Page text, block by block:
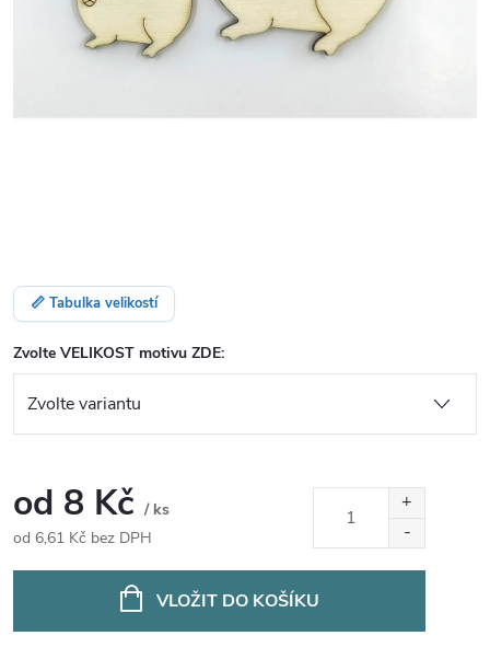
📏 Tabulka velikostí
Zvolte VELIKOST motivu ZDE:
od 8 Kč / ks
od 6,61 Kč bez DPH
VLOŽIT DO KOŠÍKU